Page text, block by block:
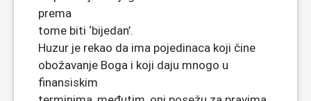
prema
tome biti ‘bijedan’.
Huzur je rekao da ima pojedinaca koji čine
obožavanje Boga i koji daju mnogo u
finansiskim